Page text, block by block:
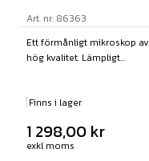
Art. nr: 86363
Ett förmånligt mikroskop av
hög kvalitet. Lämpligt...
Finns i lager
1 298,00 kr
exkl moms